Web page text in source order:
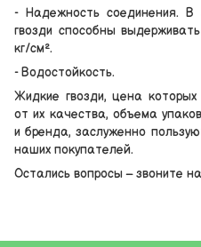
- Надежность соединения. В
гвозди способны
кг/см².
- Водостойкость.
Жидкие гвозди, цена
от их качества, объема
и бренда, заслуженно
наших покупателей.
Остались вопросы – звоните